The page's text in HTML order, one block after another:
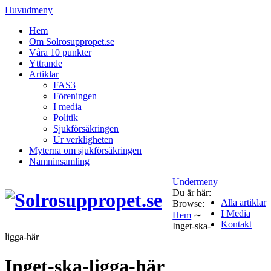
Huvudmeny
Hem
Om Solrosuppropet.se
Våra 10 punkter
Yttrande
Artiklar
FAS3
Föreningen
I media
Politik
Sjukförsäkringen
Ur verkligheten
Myterna om sjukförsäkringen
Namninsamling
Undermeny
Alla artiklar
I Media
Kontakt
Du är här:
Browse:
Hem ∼
Inget-ska-
ligga-här
Inget-ska-ligga-här